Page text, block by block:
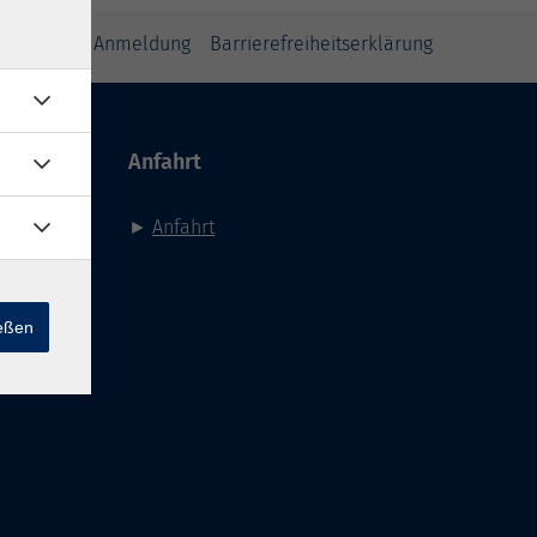
zur Anmeldung Barrierefreiheitserklärung
Anfahrt
► Anfahrt